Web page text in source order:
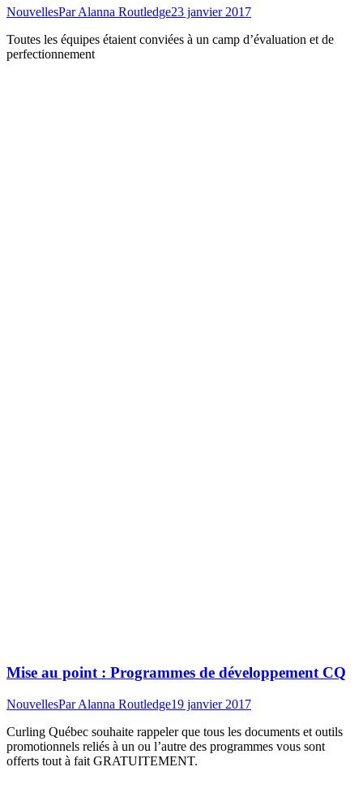
NouvellesParAlanna Routledge23 janvier 2017
Toutes les équipes étaient conviées à un camp d’évaluation et de
perfectionnement
Mise au point : Programmes de développement CQ
NouvellesParAlanna Routledge19 janvier 2017
Curling Québec souhaite rappeler que tous les documents et outils
promotionnels reliés à un ou l’autre des programmes vous sont
offerts tout à fait GRATUITEMENT.